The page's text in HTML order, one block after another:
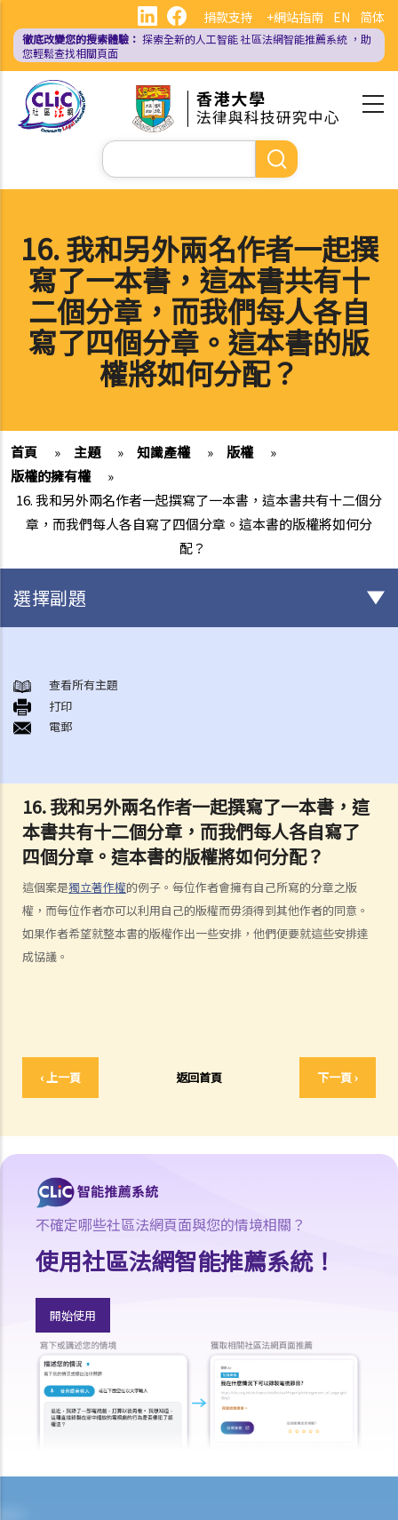
內
EN 简体
捐款支持 +網站指南
徹底改變您的搜索體驗： 探索全新的人工智能社區法網智能推薦系統 ，助
您輕鬆查找相關頁面
Search
16. 我和另外兩名作者一起撰
寫了一本書，這本書共有十
二個分章，而我們每人各自
寫了四個分章。這本書的版
權將如何分配？
首頁 » 主題 » 知識產權 » 版權
»
版權的擁有權
»
16. 我和另外兩名作者一起撰寫了一本書，這本書共有十二個分
章，而我們每人各自寫了四個分章。這本書的版權將如何分
配？
16. 我和另外兩名作者一起撰寫了一本書，這
本書共有十二個分章，而我們每人各自寫了
四個分章。這本書的版權將如何分配？
這個案是獨立著作權的例子。每位作者會擁有自己所寫的分章之版
權，而每位作者亦可以利用自己的版權而毋須得到其他作者的同意。
如果作者希望就整本書的版權作出一些安排，他們便要就這些安排達
成協議。
‹ 上一頁 返回首頁 下一頁 ›
選擇副題
一般事項
1. 我怎樣可以取得版權？
2. 版權的有效期可持續多久？
告示嗎？
4. 我怎樣可以找出作品的版權擁有人？
5. 我怎樣可以取得許可，去使用版權作品？
6. 有沒有作品可供我自由使用，而毋須事先向版權擁有人或有關負責人
取得許可？
7. 承接問題6，由政府出版之物品是否在公共領域之內？
8. 我的作品版權在其他國家有效嗎？
9. 外國人擁有的版權在香港有效嗎？
版權的擁有權
15. 一名自由身的電腦程式員，撰寫了一個電腦程式，用以記錄我公司
的存貨。我已向他支付全數酬勞，但我們從沒有討論過程式的版權屬於
誰。那麼我是該電腦程式的版權擁有人嗎？如果不是，我可以就這個程
式享有甚麼權利？
16. 我和另外兩名作者一起撰寫了一本書，這本書共有十二個分章，而
我們每人各自寫了四個分章。這本書的版權將如何分配？
17. 我與另外兩名作者一起寫了一本書，但我們之間沒有一個是任何一
部分的獨立作者，我們在每一分章都有參與寫作及修訂。這本書的版權
將如何分配？
18. 若擁有作品版權的公司已經不存在或已經被接管，有關版權會被怎
樣處置？
19. 擁有非同質化代幣（NFT）是否等同擁有其版權？
20. 我可否於離職後使用在受僱工作期間製作的作品？
版權及科技資訊
查看所有主題
打印
電郵
不確定哪些社區法網頁面與您的情境相關？
使用社區法網智能推薦系統！
開始使用